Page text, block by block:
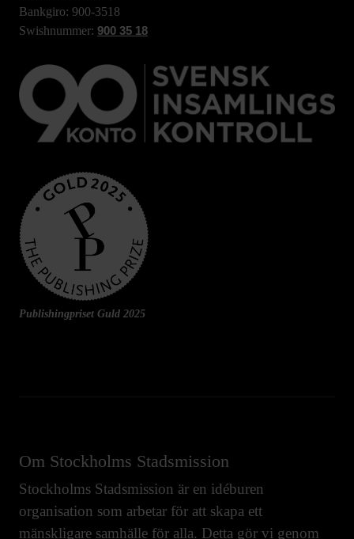
Bankgiro: 900-3518
Swishnummer: 900 35 18
Publishingpriset Guld 2025
Om Stockholms Stadsmission
Stockholms Stadsmission är en idéburen
organisation som arbetar för att skapa ett
mänskligare samhälle för alla. Detta gör vi genom